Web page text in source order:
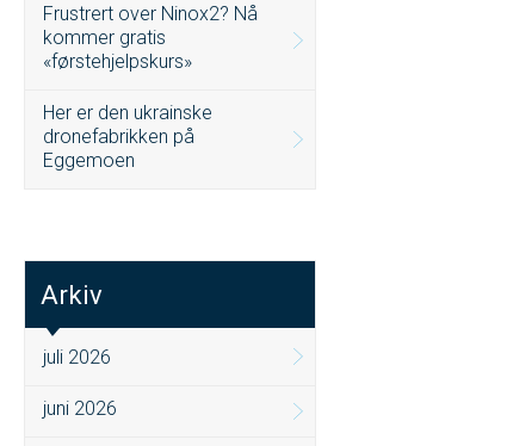
Frustrert over Ninox2? Nå
kommer gratis
«førstehjelpskurs»
Her er den ukrainske
dronefabrikken på
Eggemoen
Arkiv
juli 2026
juni 2026